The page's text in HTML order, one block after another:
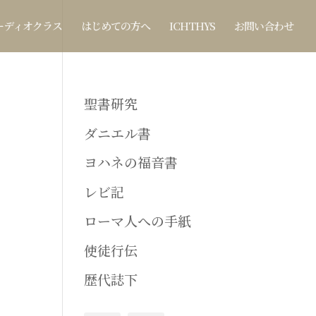
ディオクラス はじめての方へ ICHTHYS お問い合わせ
聖書研究
ダニエル書
ヨハネの福音書
レビ記
ローマ人への手紙
使徒行伝
歴代誌下